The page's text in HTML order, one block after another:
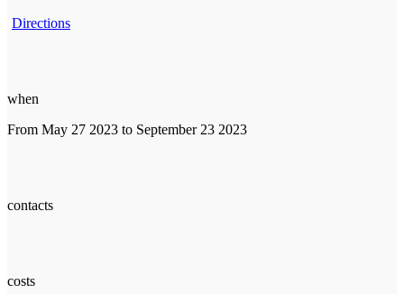
Directions
when
From May 27 2023 to September 23 2023
contacts
costs